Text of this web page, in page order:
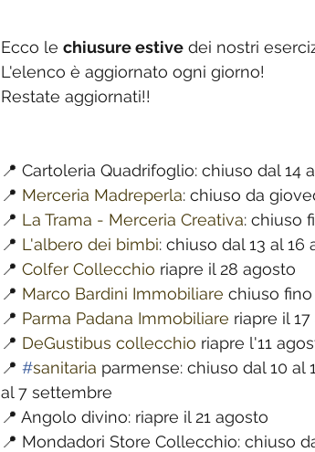
Ecco le chiusure estive dei nostri
L'elenco è aggiornato ogni giorno!
Restate aggiornati!!
📍 Cartoleria Quadrifoglio: chiuso dal 14
📍 Merceria Madreperla: chiuso da
📍 La Trama - Merceria Creativa: chiuso
📍 L'albero dei bimbi: chiuso dal 13 al
📍 Colfer Collecchio riapre il 28 agosto
📍 Marco Bardini Immobiliare chiuso
📍 Parma Padana Immobiliare riapre il
📍 DeGustibus collecchio riapre l'11
📍 #sanitaria parmense: chiuso dal 10 al
al 7 settembre
📍 Angolo divino: riapre il 21 agosto
📍 Mondadori Store Collecchio: chiuso